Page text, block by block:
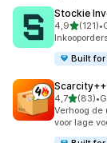
Stockie
4,9van 5
(121)
121 •
Built
4,7van 5
(83)
83 •
Verhoog de
voor lage